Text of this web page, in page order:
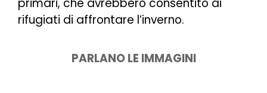
primari, che avrebbero consentito ai
rifugiati di affrontare l’inverno.
PARLANO LE IMMAGINI